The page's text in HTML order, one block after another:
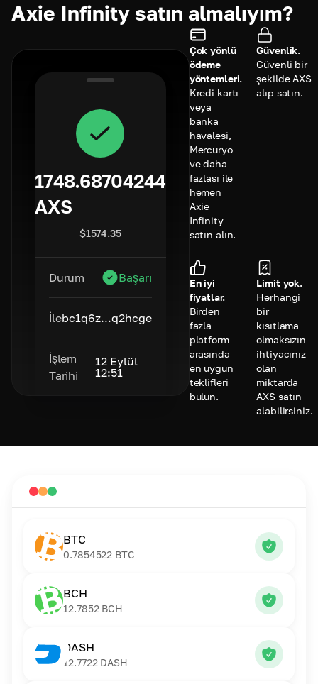
Axie Infinity satın almalıyım?
1748.68704244
AXS
$1574.35
Durum Başarı
İlebc1q6z...q2hcge
İşlem
Tarihi
12 Eylül
12:51
Çok yönlü
ödeme
yöntemleri.
Kredi kartı
veya
banka
havalesi,
Mercuryo
ve daha
fazlası ile
hemen
Axie
Infinity
satın alın.
Güvenlik.
Güvenli bir
şekilde AXS
alıp satın.
En iyi
fiyatlar.
Birden
fazla
platform
arasında
en uygun
teklifleri
bulun.
Limit yok.
Herhangi
bir
kısıtlama
olmaksızın
ihtiyacınız
olan
miktarda
AXS satın
alabilirsiniz.
BTC
0.7854522 BTC
BCH
12.7852 BCH
DASH
12.7722 DASH